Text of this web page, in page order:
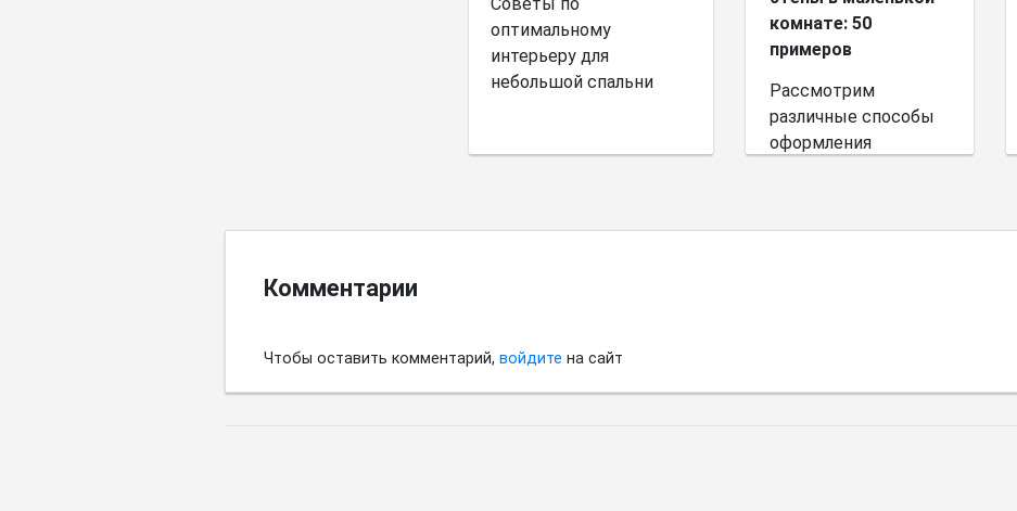
оптимальному
интерьеру для
небольшой спальни
комнате: 50
примеров
Рассмотрим
различные способы
оформления
Комментарии
Чтобы оставить комментарий, войдите на сайт